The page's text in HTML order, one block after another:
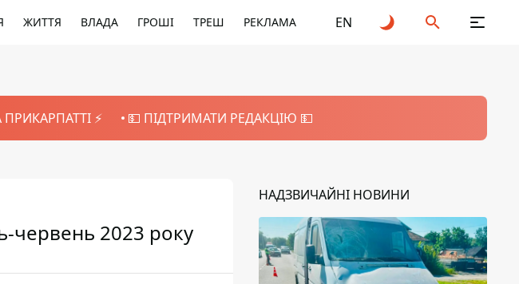
ЖИТТЯ ВЛАДА ГРОШІ ТРЕШ РЕКЛАМА EN
⚡️ 💵 ПІДТРИМАТИ РЕДАКЦІЮ 💵
червень 2023 року
НАДЗВИЧАЙНІ НОВИНИ